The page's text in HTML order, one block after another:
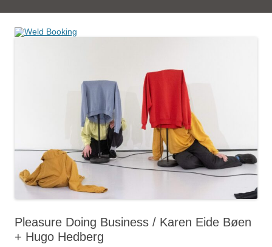
Pleasure Doing Business / Karen Eide Bøen
+ Hugo Hedberg